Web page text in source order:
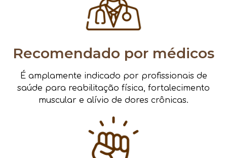
Recomendado por médicos
É amplamente indicado por profissionais de
saúde para reabilitação física, fortalecimento
muscular e alívio de dores crônicas.